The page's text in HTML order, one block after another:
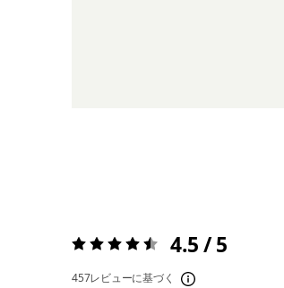
評価:4.5 / 5 4.5 / 5
457レビューに基づく